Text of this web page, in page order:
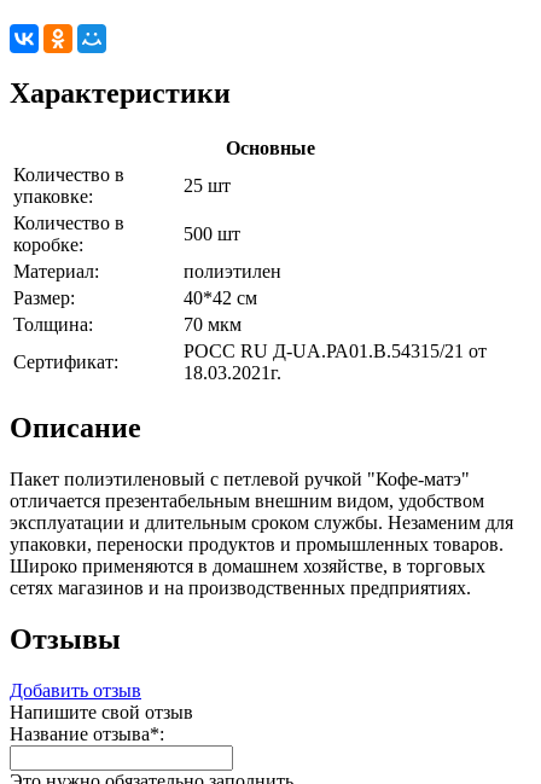
Характеристики
Основные
Количество в
упаковке:
25 шт
Количество в
коробке:
500 шт
Материал:
полиэтилен
Размер:
40*42 см
Толщина:
70 мкм
Сертификат:
РОСС RU Д-UА.РА01.В.54315/21 от
18.03.2021г.
Описание
Пакет полиэтиленовый с петлевой ручкой "Кофе-матэ"
отличается презентабельным внешним видом, удобством
эксплуатации и длительным сроком службы. Незаменим для
упаковки, переноски продуктов и промышленных товаров.
Широко применяются в домашнем хозяйстве, в торговых
сетях магазинов и на производственных предприятиях.
Отзывы
Добавить отзыв
Напишите свой отзыв
Название отзыва*: